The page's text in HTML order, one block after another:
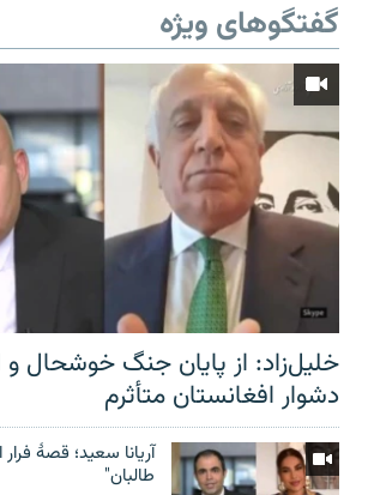
گفتگوهای ویژه
خلیل‌زاد: از پایان جنگ خوشحال و
دشوار افغانستان متأثرم
آریانا سعید؛ قصۀ فرار
طالبان"